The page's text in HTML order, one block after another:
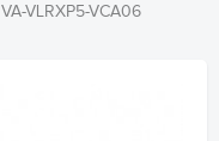
VA-VLRXP5-VCA06